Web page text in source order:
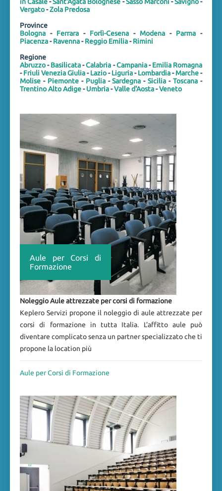
Vergato-Zola Predosa
Province
Bologna - Ferrara - Forlì-Cesena - Modena - Parma -
Piacenza-Ravenna-Reggio Emilia-Rimini
Regione
Abruzzo-Basilicata-Calabria -Campania-Emilia Romagna
-Friuli Venezia Giulia-Lazio-Liguria-Lombardia-Marche-
Molise - Piemonte- Puglia-Sardegna -Sicilia -Toscana -
Trentino Alto Adige-Umbria-Valle d'Aosta-Veneto
Aule per Corsi di
Formazione
Noleggio Aule attrezzate per corsi di formazione
Keplero Servizi propone il noleggio di aule attrezzate per
corsi di formazione in tutta Italia. L’affitto aule può
diventare complicato senza un partner specializzato che ti
propone la location più
Aule per Corsi di Formazione